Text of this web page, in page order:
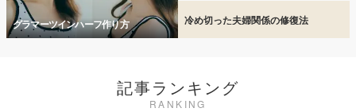
グラマーツインハーフ作り方 冷め切った夫婦関係の修復法
記事ランキング
RANKING